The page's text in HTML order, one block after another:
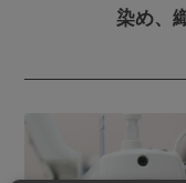
染め、